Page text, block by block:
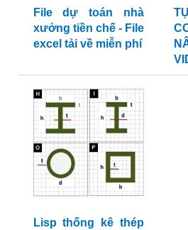
File dự toán nhà
xưởng tiền chế - File
excel tải về miễn phí
Lisp thống kê thép